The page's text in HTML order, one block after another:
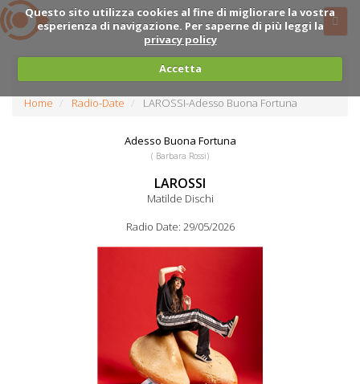
Questo sito utilizza cookies al fine di migliorare la vostra
esperienza di navigazione. Per saperne di più leggi la
privacy policy
Accetta
Home Radio-Date LAROSSI-Adesso Buona Fortuna
Adesso Buona Fortuna
( Barbara Rossi)
LAROSSI
Matilde Dischi
Radio Date: 29/05/2026